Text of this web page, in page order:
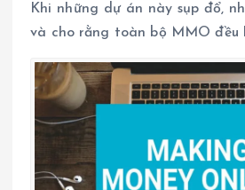
Khi những dự án này sụp đổ,
và cho rằng toàn bộ MMO đều